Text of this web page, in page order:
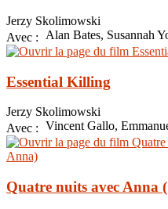
Jerzy Skolimowski
Avec :
Alan Bates, Susannah
Essential Killing
Jerzy Skolimowski
Avec : Vincent Gallo,
Quatre nuits avec Anna